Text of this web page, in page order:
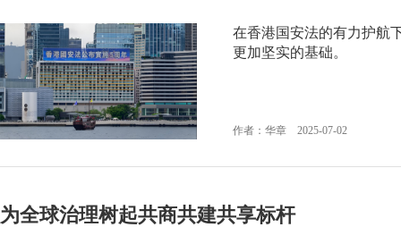
在香港国安法的有力护航
更加坚实的基础。
作者：华章 2025-07-02
为全球治理树起共商共建共享标杆